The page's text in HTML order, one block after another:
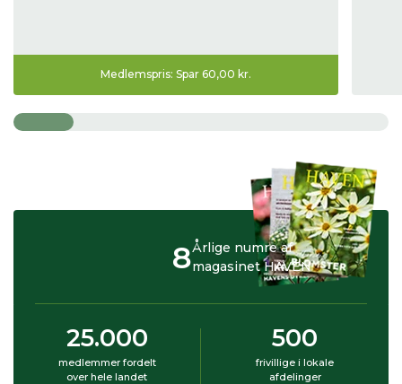
Medlemspris: Spar 60,00 kr.
Årlige numre af
magasinet HAVEN
8
25.000
medlemmer fordelt
over hele landet
500
frivillige i lokale
afdelinger